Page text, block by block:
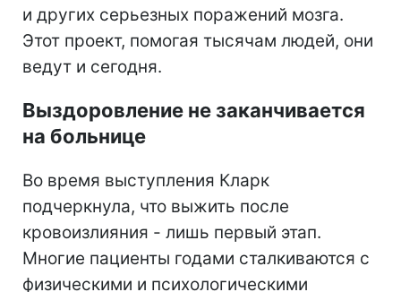
и других серьезных поражений мозга.
Этот проект, помогая тысячам людей, они
ведут и сегодня.
Выздоровление не заканчивается
на больнице
Во время выступления Кларк
подчеркнула, что выжить после
кровоизлияния - лишь первый этап.
Многие пациенты годами сталкиваются с
физическими и психологическими